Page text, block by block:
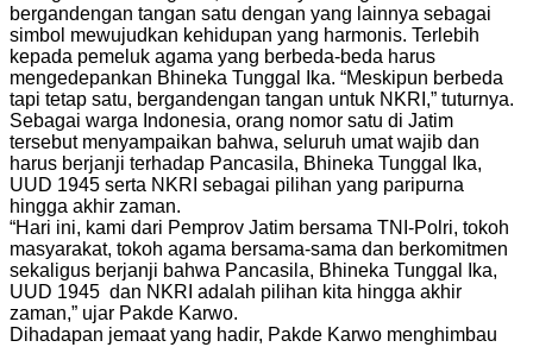
bergandengan tangan satu dengan yang lainnya sebagai
simbol mewujudkan kehidupan yang harmonis. Terlebih
kepada pemeluk agama yang berbeda-beda harus
mengedepankan Bhineka Tunggal Ika. “Meskipun berbeda
tapi tetap satu, bergandengan tangan untuk NKRI,” tuturnya.
Sebagai warga Indonesia, orang nomor satu di Jatim
tersebut menyampaikan bahwa, seluruh umat wajib dan
harus berjanji terhadap Pancasila, Bhineka Tunggal Ika,
UUD 1945 serta NKRI sebagai pilihan yang paripurna
hingga akhir zaman.
“Hari ini, kami dari Pemprov Jatim bersama TNI-Polri, tokoh
masyarakat, tokoh agama bersama-sama dan berkomitmen
sekaligus berjanji bahwa Pancasila, Bhineka Tunggal Ika,
UUD 1945 dan NKRI adalah pilihan kita hingga akhir
zaman,” ujar Pakde Karwo.
Dihadapan jemaat yang hadir, Pakde Karwo menghimbau